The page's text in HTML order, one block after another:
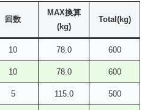
回数
MAX換算
(kg)
Total(kg)
10 78.0 600
10 78.0 600
5 115.0 500